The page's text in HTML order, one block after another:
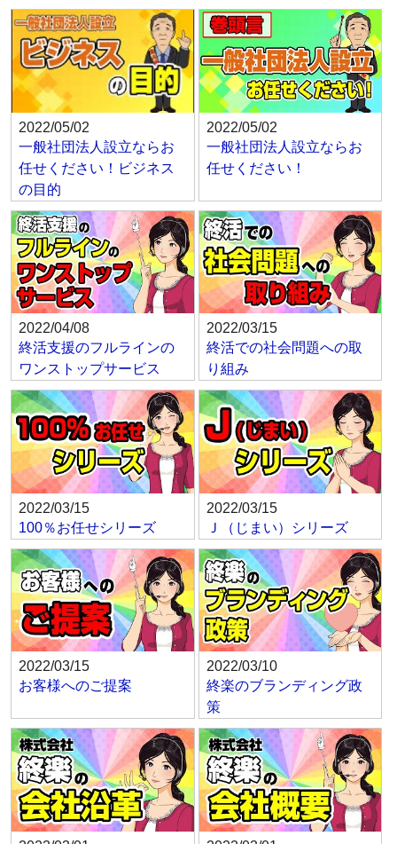
2022/05/02
一般社団法人設立ならお
任せください！ビジネス
の目的
2022/05/02
一般社団法人設立ならお
任せください！
2022/04/08
終活支援のフルラインの
ワンストップサービス
2022/03/15
終活での社会問題への取
り組み
2022/03/15
100％お任せシリーズ
2022/03/15
Ｊ（じまい）シリーズ
2022/03/15
お客様へのご提案
2022/03/10
終楽のブランディング政
策